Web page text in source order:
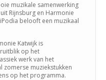
muzikale samenwerking
Rijnsburg en Harmonie
belooft een muzikaal
Katwijk is
op het
werk van het
zomerse muziekstukken
op het programma.